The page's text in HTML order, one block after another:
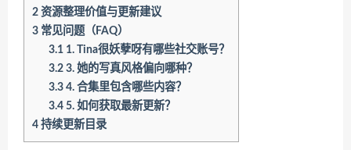
2 资源整理价值与更新建议
3 常见问题（FAQ）
3.1 1. Tina很妖孽呀有哪些社交账号？
3.2 3. 她的写真风格偏向哪种？
3.3 4. 合集里包含哪些内容？
3.4 5. 如何获取最新更新？
4 持续更新目录